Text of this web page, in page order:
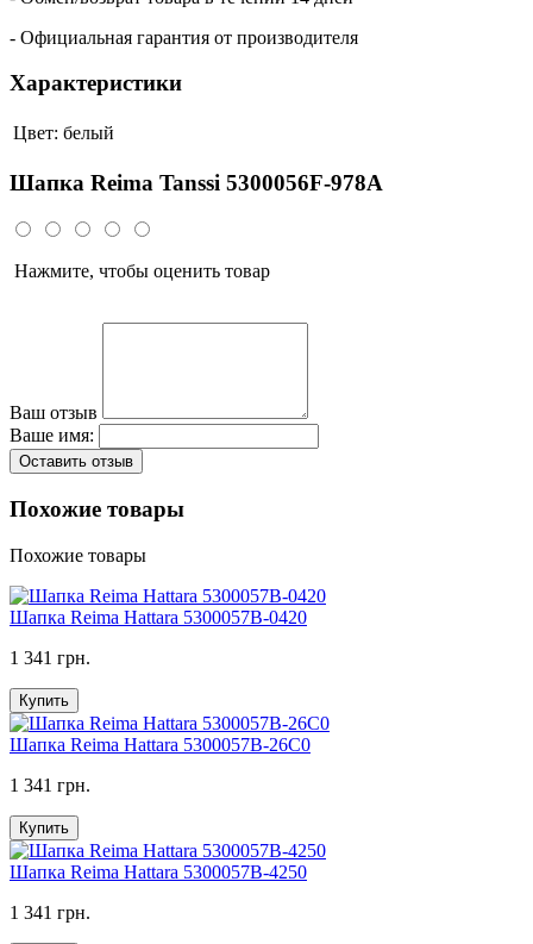
- Официальная гарантия от производителя
Характеристики
Цвет: белый
Шапка Reima Tanssi 5300056F-978A
Нажмите, чтобы оценить товар
Ваш отзыв
Ваше имя:
Оставить отзыв
Похожие товары
Похожие товары
Шапка Reima Hattara 5300057B-0420
1 341 грн.
Купить
Шапка Reima Hattara 5300057B-26C0
1 341 грн.
Купить
Шапка Reima Hattara 5300057B-4250
1 341 грн.